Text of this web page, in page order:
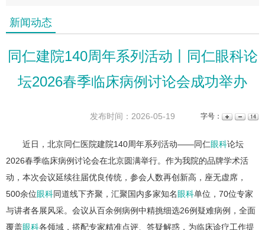
新闻动态
同仁建院140周年系列活动丨同仁眼科论
坛2026春季临床病例讨论会成功举办
发布时间：2026-05-19 字号：
近日，北京同仁医院建院140周年系列活动——同仁眼科论坛
2026春季临床病例讨论会在北京圆满举行。作为我院的品牌学术活
动，本次会议延续往届优良传统，参会人数再创新高，座无虚席，
500余位眼科同道线下齐聚，汇聚国内多家知名眼科单位，70位专家
与讲者各展风采。会议从百余例病例中精挑细选26例疑难病例，全面
覆盖眼科各领域，搭配专家精准点评、答疑解惑，为临床诊疗工作提